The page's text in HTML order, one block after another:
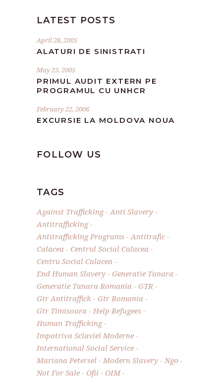
LATEST POSTS
April 28, 2005
ALATURI DE SINISTRATI
May 25, 2005
PRIMUL AUDIT EXTERN PE
PROGRAMUL CU UNHCR
February 22, 2006
EXCURSIE LA MOLDOVA NOUA
FOLLOW US
TAGS
Against Trafficking
Anti Slavery
Antitrafficking
Antitrafficking Programs
Antitrafic
Calacea
Centrul Social Calacea
Centru Social Calacea
End Human Slavery
Generatie Tanara
Generatie Tanara Romania
GTR
Gtr Antitraffick
Gtr Romania
Gtr Timisoara
Help Refugees
Human Trafficking
Impotriva Sclaviei Moderne
International Social Service
Mariana Petersel
Modern Slavery
Ngo
Not For Sale
Ofii
OIM